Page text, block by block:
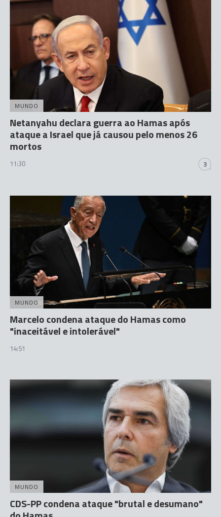
MUNDO
Netanyahu declara guerra ao Hamas após
ataque a Israel que já causou pelo menos 26
mortos
11:30 3
MUNDO
Marcelo condena ataque do Hamas como
"inaceitável e intolerável"
14:51
MUNDO
CDS-PP condena ataque "brutal e desumano"